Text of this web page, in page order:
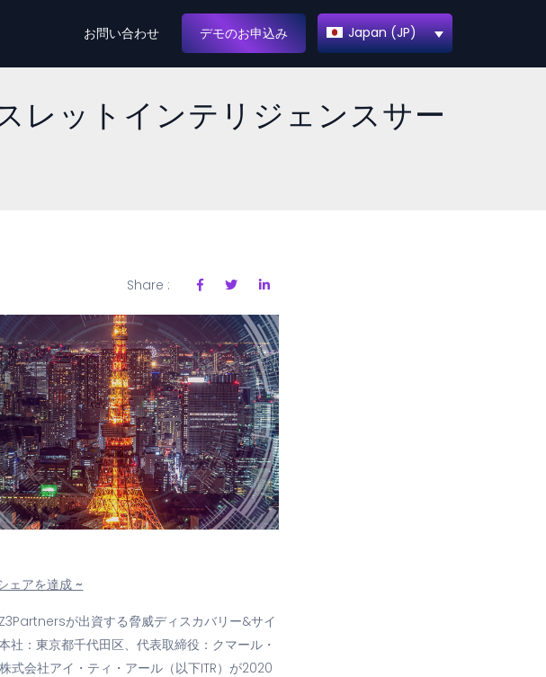
デモのお申込み
お問い合わせ Japan (JP)
レットインテリジェンスサー
Share :
ェアを達成 ~
が出資する脅威ディスカバリー&サイ
：東京都千代田区、代表取締役：クマール・
式会社アイ・ティ・アール（以下ITR）が2020